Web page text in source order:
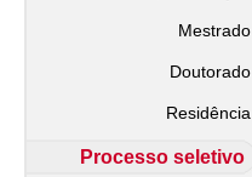
Mestrado
Doutorado
Residência
Processo seletivo